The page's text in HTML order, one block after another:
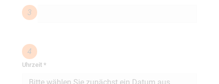
3
4
Uhrzeit *